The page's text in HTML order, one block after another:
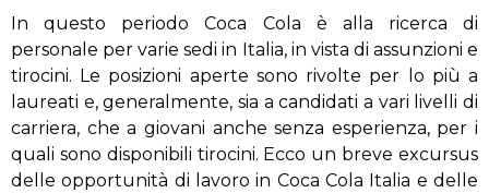
In questo periodo Coca Cola è alla ricerca di
personale per varie sedi in Italia, in vista di assunzioni e
tirocini. Le posizioni aperte sono rivolte per lo più a
laureati e, generalmente, sia a candidati a vari livelli di
carriera, che a giovani anche senza esperienza, per i
quali sono disponibili tirocini. Ecco un breve excursus
delle opportunità di lavoro in Coca Cola Italia e delle